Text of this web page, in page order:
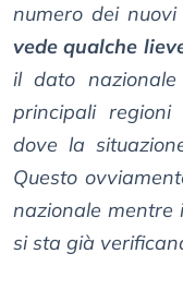
numero dei
vede qualche
il dato
principali
dove la
Questo
nazionale mentre
si sta già